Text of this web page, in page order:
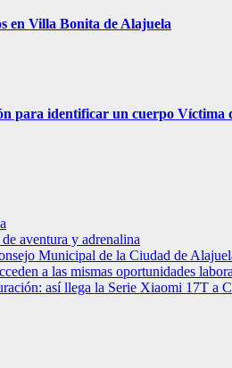
en Villa Bonita de Alajuela
para identificar un cuerpo Víctima
aventura y adrenalina
Municipal de la Ciudad de
a las mismas oportunidades
así llega la Serie Xiaomi 17T a